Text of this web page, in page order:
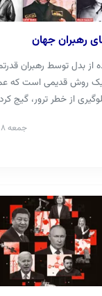
رهبران جهان
از بدل توسط رهبران
روش قدیمی است که
از خطر ترور، گیج
جمعه ۸ دی ۱۴۰۲